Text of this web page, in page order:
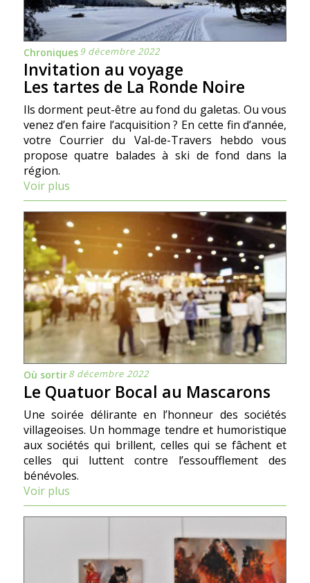
Chroniques9 décembre 2022
Invitation au voyage
Les tartes de La Ronde Noire
Ils dorment peut-être au fond du galetas. Ou vous
venez d’en faire l’acquisition ? En cette fin d’année,
votre Courrier du Val-de-Travers hebdo vous
propose quatre balades à ski de fond dans la
région.
Voir plus
Où sortir8 décembre 2022
Le Quatuor Bocal au Mascarons
Une soirée délirante en l’honneur des sociétés
villageoises. Un hommage tendre et humoristique
aux sociétés qui brillent, celles qui se fâchent et
celles qui luttent contre l’essoufflement des
bénévoles.
Voir plus